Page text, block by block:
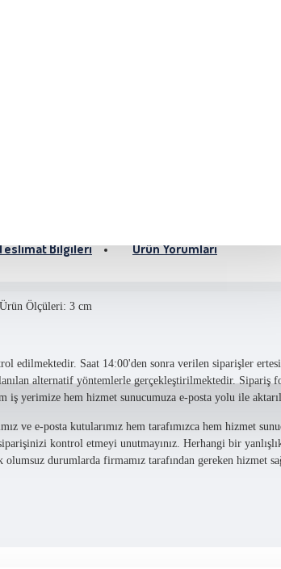
Bilgileri Ürün Yorumları
Ürün Ölçüleri: 3 cm
Saat 14:00'den sonra verilen siparişler
alternatif yöntemlerle gerçekleştirilmektedir. Sipariş
yerimize hem hizmet sunucumuza e-posta yolu ile
ve e-posta kutularımız hem tarafımızca hem hizmet
kontrol etmeyi unutmayınız. Herhangi bir
durumlarda firmamız tarafından gereken hizmet